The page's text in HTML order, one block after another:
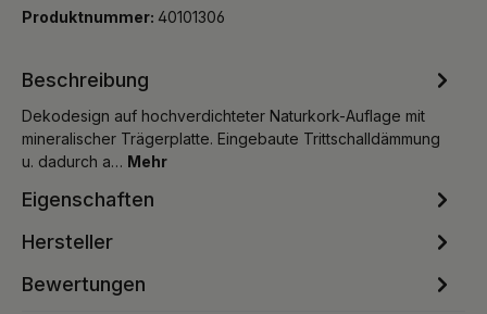
Produktnummer: 40101306
Beschreibung
Dekodesign auf hochverdichteter Naturkork-Auflage mit
mineralischer Trägerplatte. Eingebaute Trittschalldämmung
u. dadurch a… Mehr
Eigenschaften
Hersteller
Bewertungen